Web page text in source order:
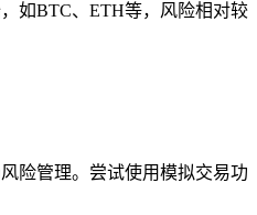
如BTC、ETH等，风险相对较
险管理。尝试使用模拟交易功